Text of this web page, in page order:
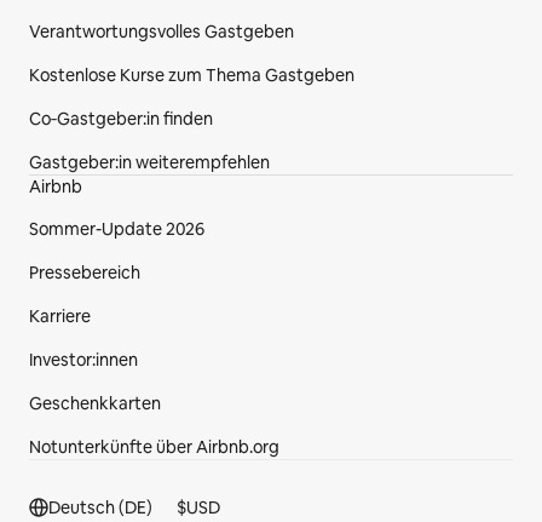
Verantwortungsvolles Gastgeben
Kostenlose Kurse zum Thema Gastgeben
Co‑Gastgeber:in finden
Gastgeber:in weiterempfehlen
Airbnb
Sommer-Update 2026
Pressebereich
Karriere
Investor:innen
Geschenkkarten
Notunterkünfte über Airbnb.org
Fußzeilenbereich.
Deutsch (DE) $USD